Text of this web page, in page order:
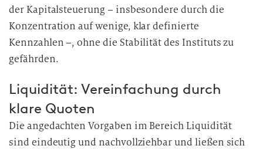
der Kapitalsteuerung – insbesondere durch die
Konzentration auf wenige, klar definierte
Kennzahlen –, ohne die Stabilität des Instituts zu
gefährden.
Liquidität: Vereinfachung durch
klare Quoten
Die angedachten Vorgaben im Bereich Liquidität
sind eindeutig und nachvollziehbar und ließen sich